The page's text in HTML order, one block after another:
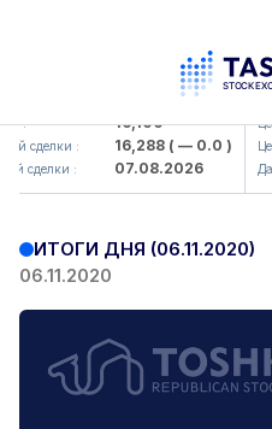
: 16,100
сделки : 16,288( — 0.0 )
сделки : 07.08.2026
ИТОГИ ДНЯ (06.11.2020)
06.11.2020